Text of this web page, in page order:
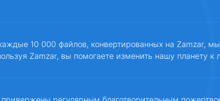
10 000 файлов, конвертированных на Zamzar,
Zamzar, вы помогаете изменить нашу планету к